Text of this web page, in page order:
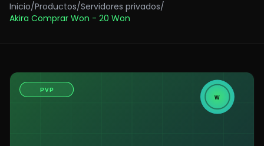
Inicio/Productos/Servidores privados/
Akira Comprar Won - 20 Won